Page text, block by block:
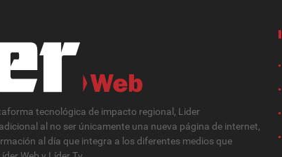
tecnológica de impacto regional, Lider
al no ser únicamente una nueva página de internet,
al día que integra a los diferentes medios que